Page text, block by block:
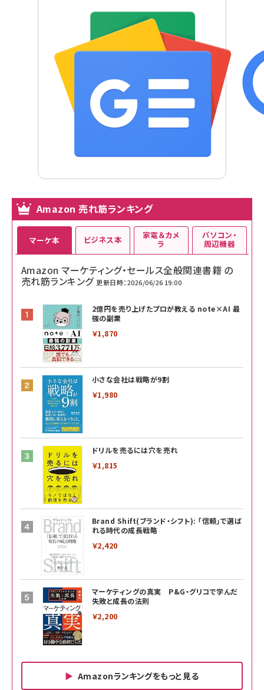
Amazon 売れ筋ランキング
マーケ本
Amazon マーケティング・セールス全般関連書籍 の
売れ筋ランキング 更新日時：2026/06/26 19:00
2億円を売り上げたプロが教える note×AI 最
強の副業
￥1,870
小さな会社は戦略が9割
￥1,980
ドリルを売るには穴を売れ
￥1,815
Brand Shift(ブランド・シフト): 「信頼」で選ば
れる時代の成長戦略
￥2,420
マーケティングの真実 P&G・グリコで学んだ
失敗と成長の法則
￥2,200
Amazonランキングをもっと見る
ビジネス本 家電＆カメ
ラ
パソコン・
周辺機器